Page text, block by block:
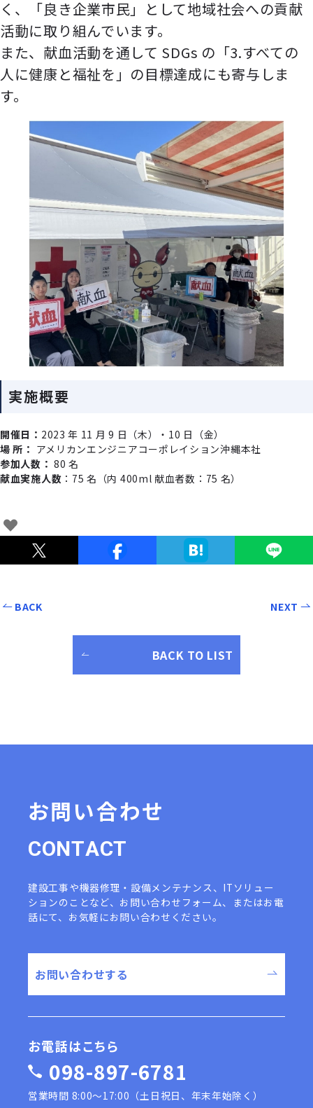
く、「良き企業市⺠」として地域社会への貢献
活動に取り組んでいます。
また、献⾎活動を通して SDGs の「3.すべての
⼈に健康と福祉を」の⽬標達成にも寄与しま
す。
実施概要
開催⽇： 2023 年 11 ⽉ 9 ⽇（⽊）・10 ⽇（⾦）
場 所： アメリカンエンジニアコーポレイション沖縄本社
参加⼈数： 80 名
献⾎実施⼈数 ：75 名（内 400ml 献⾎者数：75 名）
BACK
BACK TO LIST
NEXT
お問い合わせ
CONTACT
建設工事や機器修理・設備メンテナンス、ITソリュー
ションのことなど、 お問い合わせフォーム、またはお電
話にて、お気軽にお問い合わせください。
お問い合わせする
お電話はこちら
098-897-6781
営業時間 8:00〜17:00（土日祝日、年末年始除く）